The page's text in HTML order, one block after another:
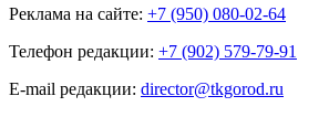
Реклама на сайте: +7 (950) 080-02-64
Телефон редакции: +7 (902) 579-79-91
E-mail редакции: director@tkgorod.ru